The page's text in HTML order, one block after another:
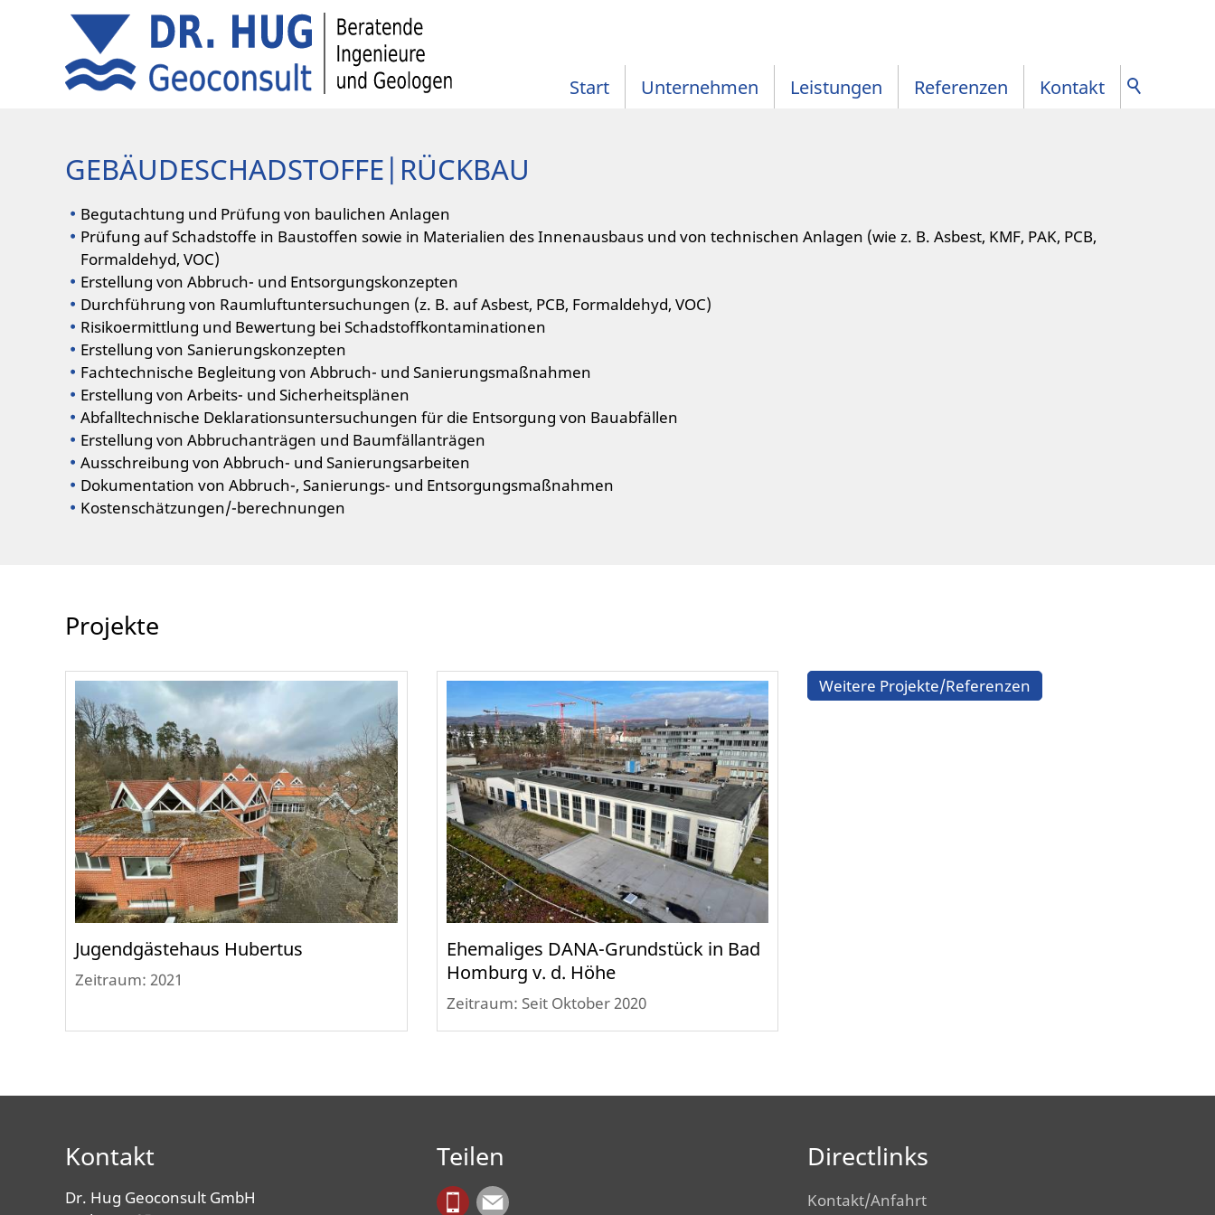
Start Unternehmen Leistungen Referenzen Kontakt
GEBÄUDESCHADSTOFFE|RÜCKBAU
Begutachtung und Prüfung von baulichen Anlagen
Prüfung auf Schadstoffe in Baustoffen sowie in Materialien des Innenausbaus und von technischen Anlagen (wie z. B. Asbest, KMF, PAK, PCB,
Formaldehyd, VOC)
Erstellung von Abbruch- und Entsorgungskonzepten
Durchführung von Raumluftuntersuchungen (z. B. auf Asbest, PCB, Formaldehyd, VOC)
Risikoermittlung und Bewertung bei Schadstoffkontaminationen
Erstellung von Sanierungskonzepten
Fachtechnische Begleitung von Abbruch- und Sanierungsmaßnahmen
Erstellung von Arbeits- und Sicherheitsplänen
Abfalltechnische Deklarationsuntersuchungen für die Entsorgung von Bauabfällen
Erstellung von Abbruchanträgen und Baumfällanträgen
Ausschreibung von Abbruch- und Sanierungsarbeiten
Dokumentation von Abbruch-, Sanierungs- und Entsorgungsmaßnahmen
Kostenschätzungen/-berechnungen
Projekte
Jugendgästehaus Hubertus
Zeitraum: 2021
Ehemaliges DANA-Grundstück in Bad
Homburg v. d. Höhe
Zeitraum: Seit Oktober 2020
Weitere Projekte/Referenzen
Kontakt
Dr. Hug Geoconsult GmbH
Teilen Directlinks
Kontakt/Anfahrt